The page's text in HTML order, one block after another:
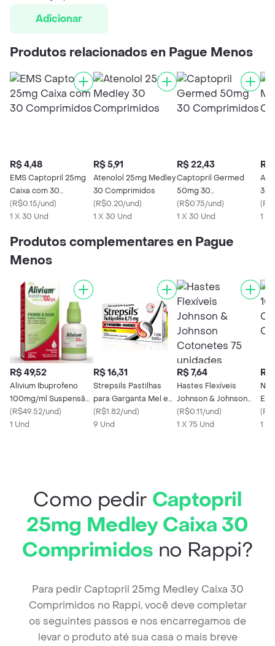
Adicionar
Produtos relacionados en Pague Menos
R$ 4,48
EMS Captopril 25mg
Caixa com 30
Comprimidos
(R$0.15/und)
1 X 30 Und
R$ 5,91
Atenolol 25mg Medley
30 Comprimidos
(R$0.20/und)
1 X 30 Und
R$ 22,43
Captopril Germed
50mg 30
Comprimidos
(R$0.75/und)
1 X 30 Und
R$
30
(
1 X
Produtos complementares en Pague
Menos
R$ 49,52
Alivium Ibuprofeno
100mg/ml Suspensão
de Uso Oral Frasco
Gotejador 20ml
(R$49.52/und)
1 Und
R$ 16,31
Strepsils Pastilhas
para Garganta Mel e
Limão 8 pastilhas
(Flurbiprofeno 8.75
(R$1.82/und)
9 Und
R$ 7,64
Hastes Flexíveis
Johnson & Johnson
Cotonetes 75
unidades
(R$0.11/und)
1 X 75 Und
R$
(
1 X
Como pedir Captopril
25mg Medley Caixa 30
Comprimidos no Rappi?
Para pedir Captopril 25mg Medley Caixa 30
Comprimidos no Rappi, você deve completar
os seguintes passos e nos encarregamos de
levar o produto até sua casa o mais breve